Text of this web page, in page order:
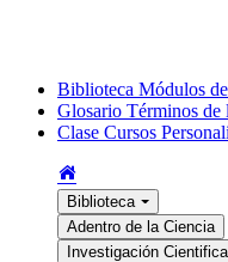
Biblioteca Módulos
Glosario Términos de
Clase Cursos
Biblioteca
Adentro de la Ciencia
Investigación Cientifica